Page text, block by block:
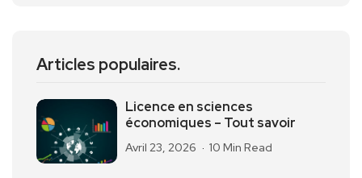
Articles populaires.
Licence en sciences
économiques – Tout savoir
Avril 23, 2026 10 Min Read